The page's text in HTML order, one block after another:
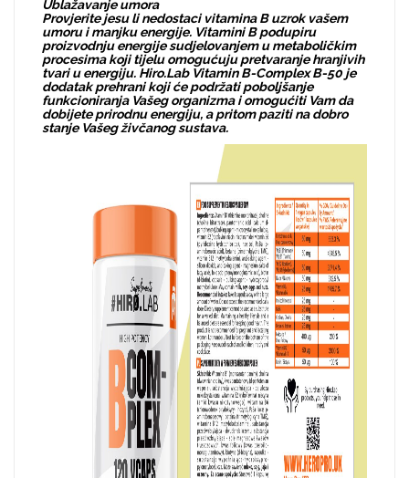
Ublažavanje umora
Provjerite jesu li nedostaci vitamina B uzrok vašem
umoru i manjku energije. Vitamini B podupiru
proizvodnju energije sudjelovanjem u metaboličkim
procesima koji tijelu omogućuju pretvaranje hranjivih
tvari u energiju. Hiro.Lab Vitamin B-Complex B-50 je
dodatak prehrani koji će podržati poboljšanje
funkcioniranja Vašeg organizma i omogućiti Vam da
dobijete prirodnu energiju, a pritom paziti na dobro
stanje Vašeg živčanog sustava.